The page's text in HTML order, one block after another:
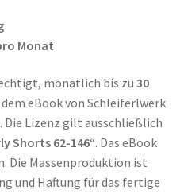
Monat
monatlich bis zu 30
eBook von Schleiferlwerk
Die Lizenz gilt ausschließlich
Shorts 62-146“. Das eBook
Die Massenproduktion ist
und Haftung für das fertige